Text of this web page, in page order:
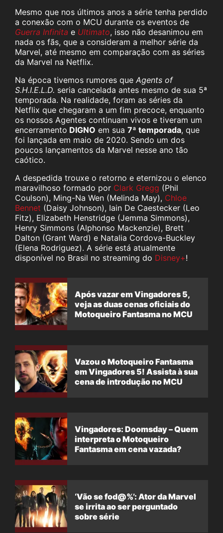
Mesmo que nos últimos anos a série tenha perdido
a conexão com o MCU durante os eventos de
Guerra Infinita e Ultimato, isso não desanimou em
nada os fãs, que a consideram a melhor série da
Marvel, até mesmo em comparação com as séries
da Marvel na Netflix.
Na época tivemos rumores que Agents of
S.H.I.E.L.D. seria cancelada antes mesmo de sua 5ª
temporada. Na realidade, foram as séries da
Netflix que chegaram a um fim precoce, enquanto
os nossos Agentes continuam vivos e tiveram um
encerramento DIGNO em sua 7ª temporada, que
foi lançada em maio de 2020. Sendo um dos
poucos lançamentos da Marvel nesse ano tão
caótico.
A despedida trouxe o retorno e eternizou o elenco
maravilhoso formado por Clark Gregg (Phil
Coulson), Ming-Na Wen (Melinda May), Chloe
Bennet (Daisy Johnson), Iain De Caestecker (Leo
Fitz), Elizabeth Henstridge (Jemma Simmons),
Henry Simmons (Alphonso Mackenzie), Brett
Dalton (Grant Ward) e Natalia Cordova-Buckley
(Elena Rodriguez). A série está atualmente
disponível no Brasil no streaming do Disney+!
Após vazar em Vingadores 5,
veja as duas cenas oficiais do
Motoqueiro Fantasma no MCU
Vazou o Motoqueiro Fantasma
em Vingadores 5! Assista à sua
cena de introdução no MCU
Vingadores: Doomsday – Quem
interpreta o Motoqueiro
Fantasma em cena vazada?
‘Vão se fod@%’: Ator da Marvel
se irrita ao ser perguntado
sobre série